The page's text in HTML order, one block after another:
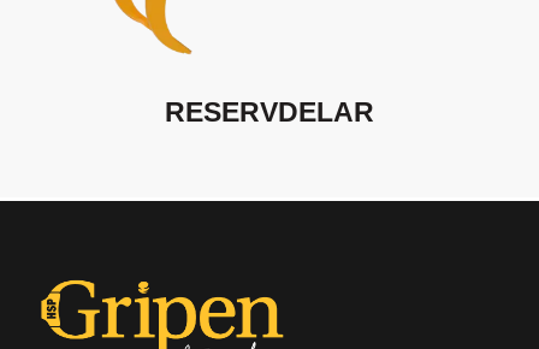
RESERVDELAR